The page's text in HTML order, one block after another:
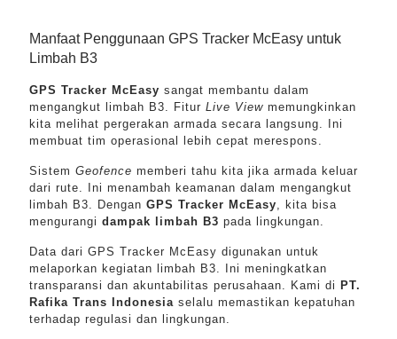
Manfaat Penggunaan GPS Tracker McEasy untuk
Limbah B3
GPS Tracker McEasy sangat membantu dalam
mengangkut limbah B3. Fitur Live View memungkinkan
kita melihat pergerakan armada secara langsung. Ini
membuat tim operasional lebih cepat merespons.
Sistem Geofence memberi tahu kita jika armada keluar
dari rute. Ini menambah keamanan dalam mengangkut
limbah B3. Dengan GPS Tracker McEasy, kita bisa
mengurangi dampak limbah B3 pada lingkungan.
Data dari GPS Tracker McEasy digunakan untuk
melaporkan kegiatan limbah B3. Ini meningkatkan
transparansi dan akuntabilitas perusahaan. Kami di PT.
Rafika Trans Indonesia selalu memastikan kepatuhan
terhadap regulasi dan lingkungan.